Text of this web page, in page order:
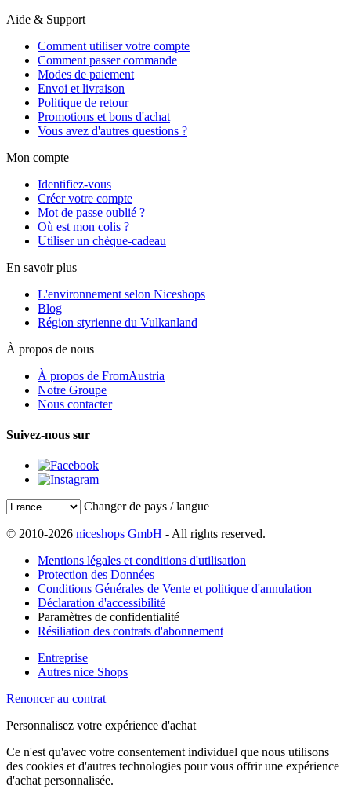
Aide & Support
Comment utiliser votre compte
Comment passer commande
Modes de paiement
Envoi et livraison
Politique de retour
Promotions et bons d'achat
Vous avez d'autres questions ?
Mon compte
Identifiez-vous
Créer votre compte
Mot de passe oublié ?
Où est mon colis ?
Utiliser un chèque-cadeau
En savoir plus
L'environnement selon Niceshops
Blog
Région styrienne du Vulkanland
À propos de nous
À propos de FromAustria
Notre Groupe
Nous contacter
Suivez-nous sur
Changer de pays / langue
© 2010-2026 niceshops GmbH - All rights reserved.
Mentions légales et conditions d'utilisation
Protection des Données
Conditions Générales de Vente et politique d'annulation
Déclaration d'accessibilité
Paramètres de confidentialité
Résiliation des contrats d'abonnement
Entreprise
Autres nice Shops
Renoncer au contrat
Personnalisez votre expérience d'achat
Ce n'est qu'avec votre consentement individuel que nous utilisons
des cookies et d'autres technologies pour vous offrir une expérience
d'achat personnalisée.